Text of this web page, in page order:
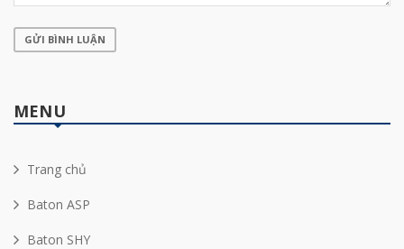
GỬI BÌNH LUẬN
MENU
Trang chủ
Baton ASP
Baton SHY